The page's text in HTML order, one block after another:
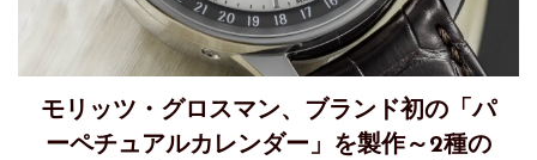
モリッツ・グロスマン、ブランド初の「パ
ーペチュアルカレンダー」を製作～2種の